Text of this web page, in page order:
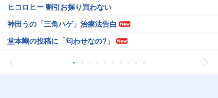
ヒコロヒー 割引お握り買わない
神田うの「三角ハゲ」治療法告白
堂本剛の投稿に「匂わせなの?」